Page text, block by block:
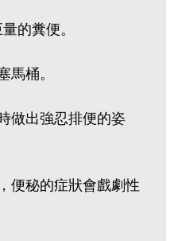
的糞便。
桶。
做出強忍排便的姿
便秘的症狀會戲劇性